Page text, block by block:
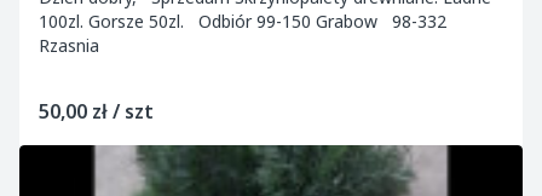
100zl. Gorsze 50zl. Odbiór 99-150 Grabow 98-332
Rzasnia
50,00 zł / szt